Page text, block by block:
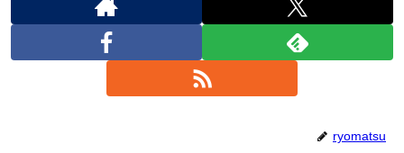
ryomatsu